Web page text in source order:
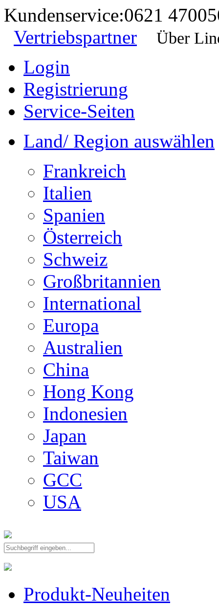
Kundenservice:0621
Vertriebspartner
Über
Login
Registrierung
Service-Seiten
Land/ Region auswählen
Frankreich
Italien
Spanien
Österreich
Schweiz
Großbritannien
International
Europa
Australien
China
Hong Kong
Indonesien
Japan
Taiwan
GCC
USA
Produkt-Neuheiten